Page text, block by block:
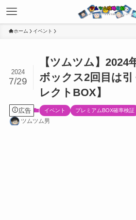
ホーム イベント
【ツムツム】2024
ボックス2回目は
レクトBOX】
2024
7/29
広告 イベント プレミアムBOX確率検証
ツムツム男